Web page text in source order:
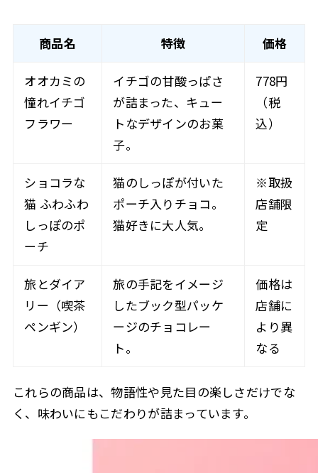
商品名 特徴 価格
オオカミの
憧れイチゴ
フラワー
イチゴの甘酸っぱさ
が詰まった、キュー
トなデザインのお菓
子。
778円
（税
込）
ショコラな
猫 ふわふわ
しっぽのポ
ーチ
猫のしっぽが付いた
ポーチ入りチョコ。
猫好きに大人気。
※取扱
店舗限
定
旅とダイア
リー（喫茶
ペンギン）
旅の手記をイメージ
したブック型パッケ
ージのチョコレー
ト。
価格は
店舗に
より異
なる
これらの商品は、物語性や見た目の楽しさだけでな
く、味わいにもこだわりが詰まっています。